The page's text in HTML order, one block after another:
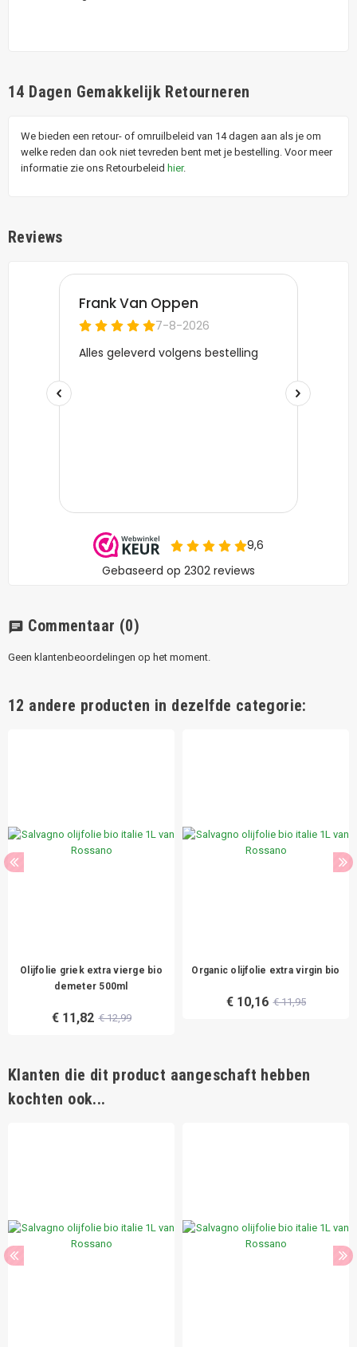
14 Dagen Gemakkelijk Retourneren
We bieden een retour- of omruilbeleid van 14 dagen aan als je om
welke reden dan ook niet tevreden bent met je bestelling. Voor meer
informatie zie ons Retourbeleid hier.
Reviews
chat Commentaar (0)
Geen klantenbeoordelingen op het moment.
12 andere producten in dezelfde categorie:
Olijfolie griek extra vierge bio
demeter 500ml
€ 11,82 € 12,99
Organic olijfolie extra virgin bio
€ 10,16 € 11,95
Klanten die dit product aangeschaft hebben
kochten ook...